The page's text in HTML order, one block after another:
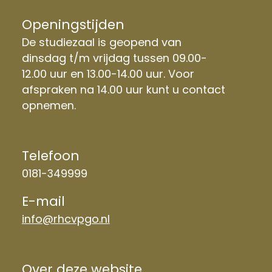
Openingstijden
De studiezaal is geopend van
dinsdag t/m vrijdag tussen 09.00-
12.00 uur en 13.00-14.00 uur. Voor
afspraken na 14.00 uur kunt u contact
opnemen.
Telefoon
0181-349999
E-mail
info@rhcvpgo.nl